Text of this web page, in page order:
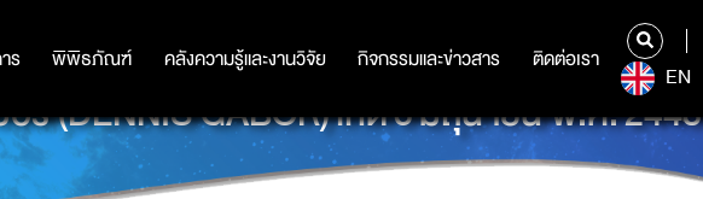
ร พิพิธภัณฑ์ คลังความรู้และงานวิจัย กิจกรรมและข่าวสาร ติดต่อเรา
ร พิพิธภัณฑ์ คลังความรู้และงานวิจัย กิจกรรมและข่าวสาร ติดต่อเรา
EN
อร์ (DENNIS GABOR) เกิด 5 มิถุนายน พ.ศ. 2443